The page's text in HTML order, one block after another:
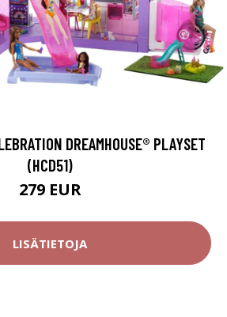
DREAMHOUSE® PLAYSET
(HCD51)
279 EUR
LISÄTIETOJA